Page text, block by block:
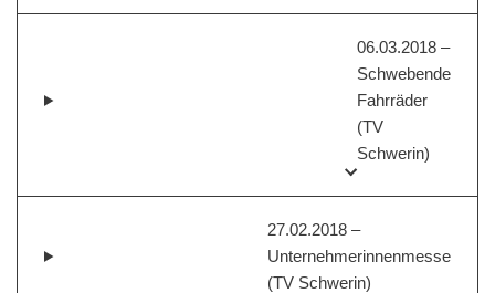
06.03.2018 –
Schwebende
Fahrräder
(TV
Schwerin)
27.02.2018 –
Unternehmerinnenmesse
(TV Schwerin)